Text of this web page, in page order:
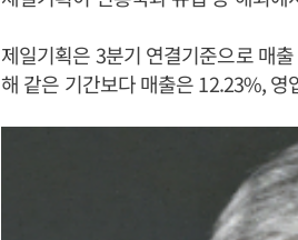
제일기획은 3분기 연결기준으로 매
해 같은 기간보다 매출은 12.23%,